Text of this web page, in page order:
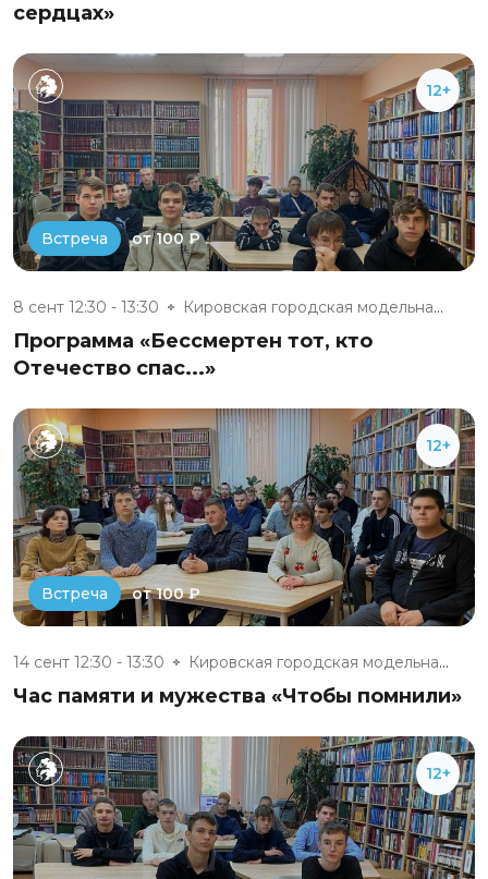
сердцах»
12+
Встреча от 100 ₽
8 сент 12:30 - 13:30 Кировская городская модельная...
Программа «Бессмертен тот, кто
Отечество спас...»
12+
Встреча от 100 ₽
14 сент 12:30 - 13:30 Кировская городская модельная...
Час памяти и мужества «Чтобы помнили»
12+